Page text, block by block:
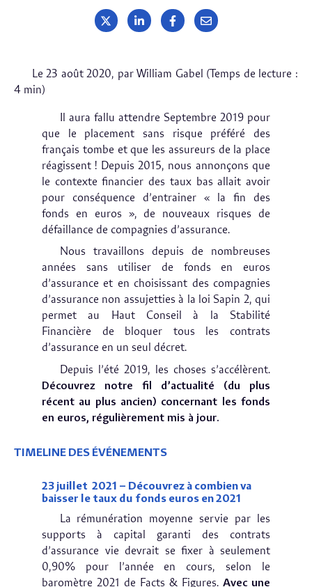
Le 23 août 2020, par William Gabel (Temps de lecture :
4 min)
Il aura fallu attendre Septembre 2019 pour
que le placement sans risque préféré des
français tombe et que les assureurs de la place
réagissent ! Depuis 2015, nous annonçons que
le contexte financier des taux bas allait avoir
pour conséquence d’entrainer « la fin des
fonds en euros », de nouveaux risques de
défaillance de compagnies d’assurance.
Nous travaillons depuis de nombreuses
années sans utiliser de fonds en euros
d’assurance et en choisissant des compagnies
d’assurance non assujetties à la loi Sapin 2, qui
permet au Haut Conseil à la Stabilité
Financière de bloquer tous les contrats
d’assurance en un seul décret.
Depuis l’été 2019, les choses s’accélèrent.
Découvrez notre fil d’actualité (du plus
récent au plus ancien) concernant les fonds
en euros, régulièrement mis à jour.
TIMELINE DES ÉVÉNEMENTS
23 juillet 2021 – Découvrez à combien va
baisser le taux du fonds euros en 2021
La rémunération moyenne servie par les
supports à capital garanti des contrats
d’assurance vie devrait se fixer à seulement
0,90% pour l’année en cours, selon le
baromètre 2021 de Facts & Figures. Avec une